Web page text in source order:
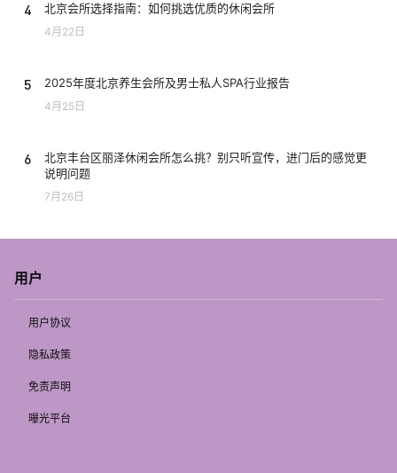
4 北京会所选择指南：如何挑选优质的休闲会所
4月22日
5 2025年度北京养生会所及男士私人SPA行业报告
4月25日
6
北京丰台区丽泽休闲会所怎么挑？别只听宣传，进门后的感觉更
说明问题
7月26日
用户
用户协议
隐私政策
免责声明
曝光平台